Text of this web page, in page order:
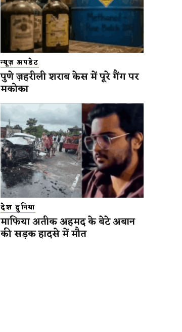
न्यूज़ अपडेट
पुणे ज़हरीली शराब केस में पूरे गैंग पर
मकोका
देश दुनिया
माफिया अतीक अहमद के बेटे अबान
की सड़क हादसे में मौत